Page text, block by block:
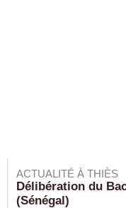
ACTUALITÉ À THIÈS
Délibération du
(Sénégal)